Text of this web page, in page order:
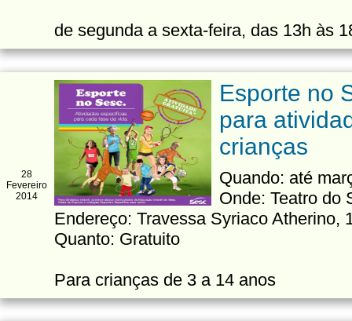
de segunda a sexta-feira, das 13h às
28
Fevereiro
2014
Esporte no
para
crianças
Quando: até
Onde: Teatro do
Endereço: Travessa Syriaco Atherino,
Quanto: Gratuito
Para crianças de 3 a 14 anos